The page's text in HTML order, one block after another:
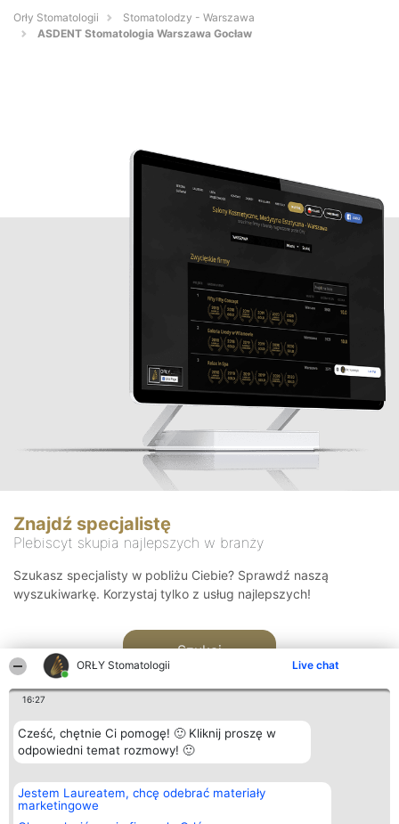
ORŁY Stomatologii Live chat
16:27
Cześć, chętnie Ci pomogę! 🙂 Kliknij proszę w
odpowiedni temat rozmowy! 🙂
Jestem Laureatem, chcę odebrać materiały
marketingowe
Orły Stomatologii
Stomatolodzy - Warszawa
ASDENT Stomatologia Warszawa Gocław
Znajdź specjalistę
Plebiscyt skupia najlepszych w branży
Szukasz specjalisty w pobliżu Ciebie? Sprawdź naszą
wyszukiwarkę. Korzystaj tylko z usług najlepszych!
Szukaj
Organizator plebiscytu
Bright Side Solutions sp. z o.
o. sp. k.
ul. Ruska 22
Plebiscyt
Laureaci
wszystkich
Kontakt
Kontakt